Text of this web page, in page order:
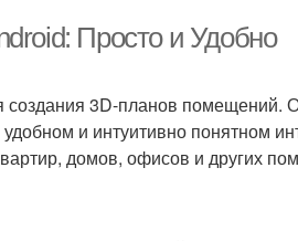
Просто и Удобно
3D-планов помещений.
удобном и интуитивно понятном
домов, офисов и других